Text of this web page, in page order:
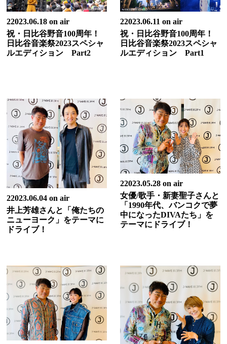
22023.06.18 on air
祝・日比谷野音100周年！
日比谷音楽祭2023スペシャ
ルエディション Part2
22023.06.11 on air
祝・日比谷野音100周年！
日比谷音楽祭2023スペシャ
ルエディション Part1
22023.06.04 on air
井上芳雄さんと「俺たちの
ニューヨーク」をテーマに
ドライブ！
22023.05.28 on air
女優/歌手・新妻聖子さんと
「1990年代、バンコクで夢
中になったDIVAたち」を
テーマにドライブ！